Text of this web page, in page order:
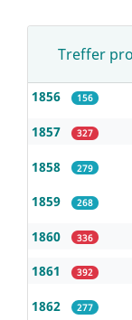
Treffer
1856 156
1857 327
1858 279
1859 268
1860 336
1861 392
1862 277